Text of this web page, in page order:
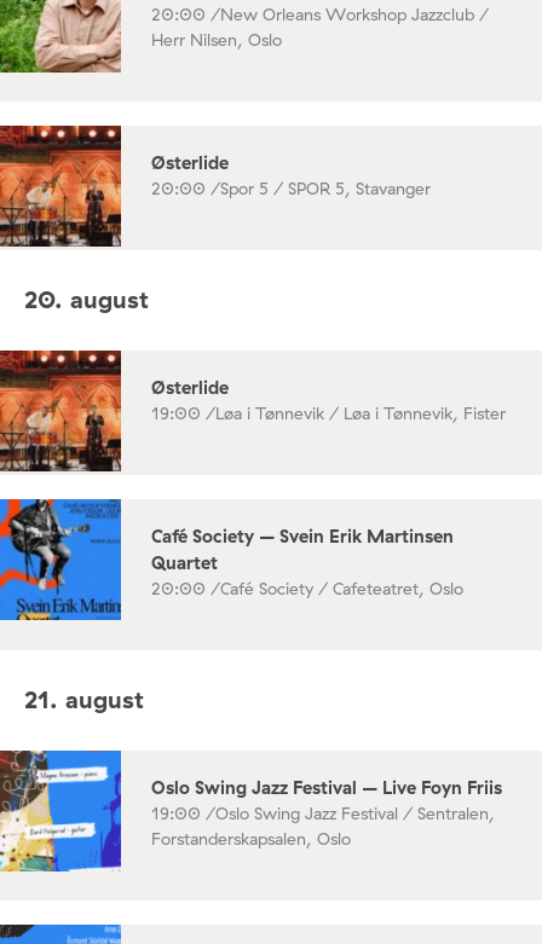
20:00 /New Orleans Workshop Jazzclub /
Herr Nilsen, Oslo
Østerlide
20:00 /Spor 5 / SPOR 5, Stavanger
20. august
Østerlide
19:00 /Løa i Tønnevik / Løa i Tønnevik, Fister
Café Society – Svein Erik Martinsen
Quartet
20:00 /Café Society / Cafeteatret, Oslo
21. august
Oslo Swing Jazz Festival – Live Foyn Friis
19:00 /Oslo Swing Jazz Festival / Sentralen,
Forstanderskapsalen, Oslo